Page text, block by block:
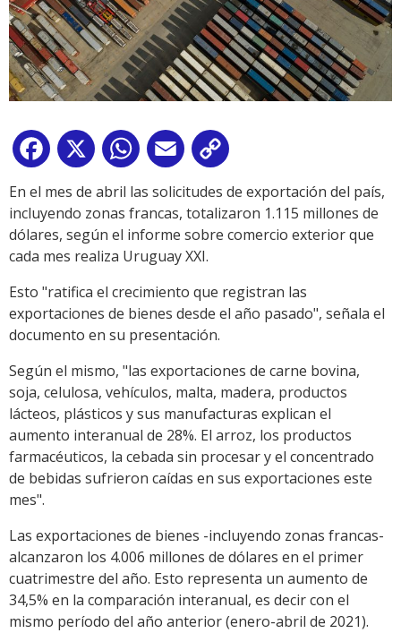
Facebook
X WhatsApp
Email
Link
En el mes de abril las solicitudes de exportación del país,
incluyendo zonas francas, totalizaron 1.115 millones de
dólares, según el informe sobre comercio exterior que
cada mes realiza Uruguay XXI.
Esto "ratifica el crecimiento que registran las
exportaciones de bienes desde el año pasado", señala el
documento en su presentación.
Según el mismo, "las exportaciones de carne bovina,
soja, celulosa, vehículos, malta, madera, productos
lácteos, plásticos y sus manufacturas explican el
aumento interanual de 28%. El arroz, los productos
farmacéuticos, la cebada sin procesar y el concentrado
de bebidas sufrieron caídas en sus exportaciones este
mes".
Las exportaciones de bienes -incluyendo zonas francas-
alcanzaron los 4.006 millones de dólares en el primer
cuatrimestre del año. Esto representa un aumento de
34,5% en la comparación interanual, es decir con el
mismo período del año anterior (enero-abril de 2021).